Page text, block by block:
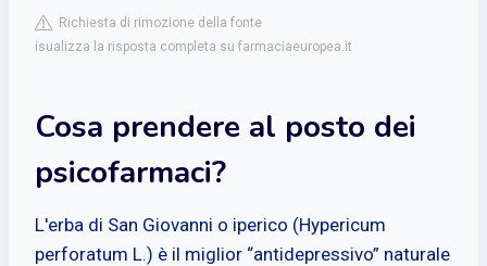
Richiesta di rimozione della fonte
isualizza la risposta completa su farmaciaeuropea.it
Cosa prendere al posto dei
psicofarmaci?
L'erba di San Giovanni o iperico (Hypericum
perforatum L.) è il miglior “antidepressivo” naturale